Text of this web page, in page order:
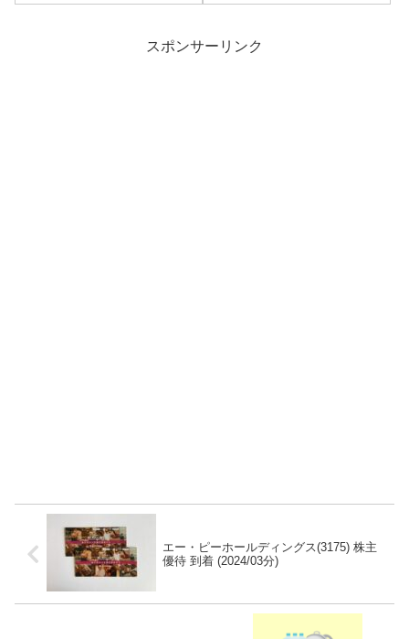
スポンサーリンク
エー・ピーホールディングス(3175) 株主
優待 到着 (2024/03分)